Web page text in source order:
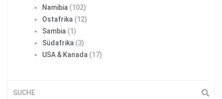
Namibia (102)
Ostafrika (12)
Sambia (1)
Südafrika (3)
USA & Kanada (17)